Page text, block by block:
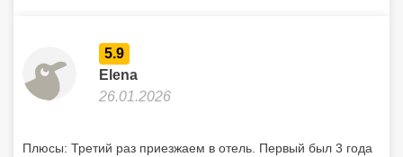
5.9
Elena
26.01.2026
Плюсы: Третий раз приезжаем в отель. Первый был 3 года